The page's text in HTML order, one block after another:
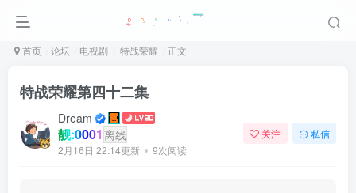
首页 论坛 电视剧 特战荣耀 正文
特战荣耀第四十二集
Dream
靓:0001 离线
2月16日 22:14更新 9次阅读
关注 私信